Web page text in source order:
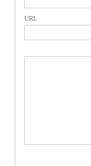
URL